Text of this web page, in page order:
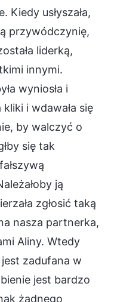
Kiedy usłyszała,
przywódczynię,
liderką,
innymi.
wyniosła i
i wdawała się
by walczyć o
się tak
ją
zgłosić taką
nasza partnerka,
Aliny. Wtedy
jest zadufana w
jest bardzo
żadnego